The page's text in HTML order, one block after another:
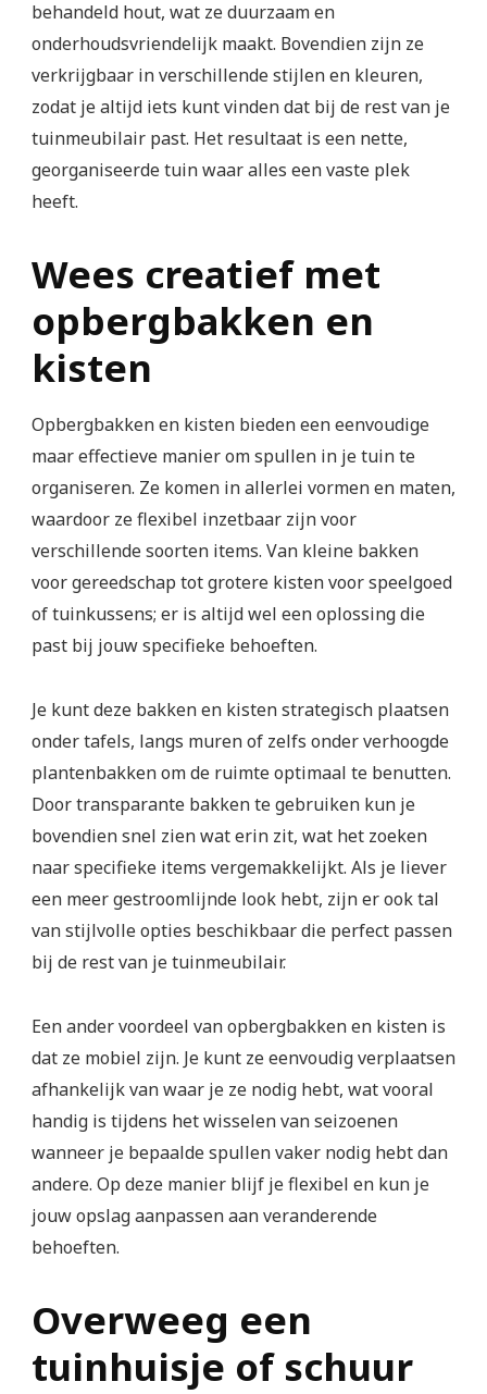
behandeld hout, wat ze duurzaam en
onderhoudsvriendelijk maakt. Bovendien zijn ze
verkrijgbaar in verschillende stijlen en kleuren,
zodat je altijd iets kunt vinden dat bij de rest van je
tuinmeubilair past. Het resultaat is een nette,
georganiseerde tuin waar alles een vaste plek
heeft.
Wees creatief met
opbergbakken en
kisten
Opbergbakken en kisten bieden een eenvoudige
maar effectieve manier om spullen in je tuin te
organiseren. Ze komen in allerlei vormen en maten,
waardoor ze flexibel inzetbaar zijn voor
verschillende soorten items. Van kleine bakken
voor gereedschap tot grotere kisten voor speelgoed
of tuinkussens; er is altijd wel een oplossing die
past bij jouw specifieke behoeften.
Je kunt deze bakken en kisten strategisch plaatsen
onder tafels, langs muren of zelfs onder verhoogde
plantenbakken om de ruimte optimaal te benutten.
Door transparante bakken te gebruiken kun je
bovendien snel zien wat erin zit, wat het zoeken
naar specifieke items vergemakkelijkt. Als je liever
een meer gestroomlijnde look hebt, zijn er ook tal
van stijlvolle opties beschikbaar die perfect passen
bij de rest van je tuinmeubilair.
Een ander voordeel van opbergbakken en kisten is
dat ze mobiel zijn. Je kunt ze eenvoudig verplaatsen
afhankelijk van waar je ze nodig hebt, wat vooral
handig is tijdens het wisselen van seizoenen
wanneer je bepaalde spullen vaker nodig hebt dan
andere. Op deze manier blijf je flexibel en kun je
jouw opslag aanpassen aan veranderende
behoeften.
Overweeg een
tuinhuisje of schuur